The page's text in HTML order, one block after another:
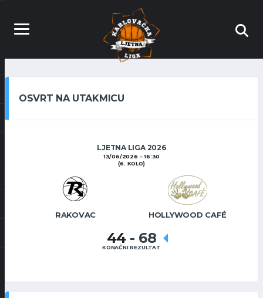
OSVRT NA UTAKMICU
LJETNA LIGA 2026
13/06/2026
16:30
(6. KOLO)
RAKOVAC HOLLYWOOD CAFÉ
44 - 68
KONAČNI REZULTAT